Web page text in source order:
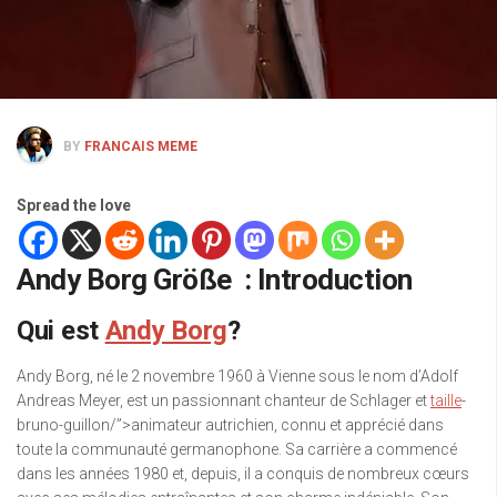
BY FRANCAIS MEME
Spread the love
Andy Borg Größe : Introduction
Qui est Andy Borg?
Andy Borg, né le 2 novembre 1960 à Vienne sous le nom d’Adolf
Andreas Meyer, est un passionnant chanteur de Schlager ettaille-
bruno-guillon/”>animateur autrichien, connu et apprécié dans
toute la communauté germanophone. Sa carrière a commencé
dans les années 1980 et, depuis, il a conquis de nombreux cœurs